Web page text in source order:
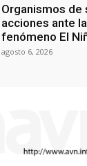
Organismos de
acciones ante
fenómeno El
agosto 6, 2026